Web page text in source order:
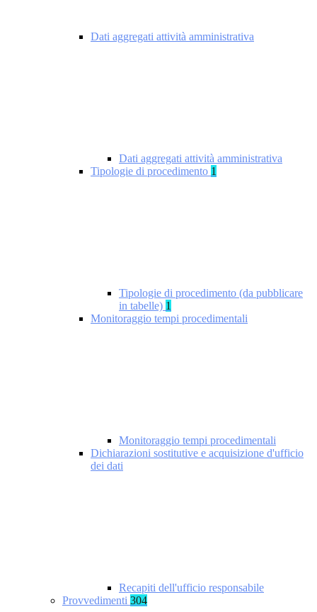
Dati aggregati attività amministrativa
Dati aggregati attività amministrativa
Tipologie di procedimento 1
Tipologie di procedimento (da pubblicare
in tabelle) 1
Monitoraggio tempi procedimentali
Monitoraggio tempi procedimentali
Dichiarazioni sostitutive e acquisizione d'ufficio
dei dati
Recapiti dell'ufficio responsabile
Provvedimenti 304